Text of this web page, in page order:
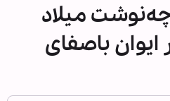
میلاد
باصفای